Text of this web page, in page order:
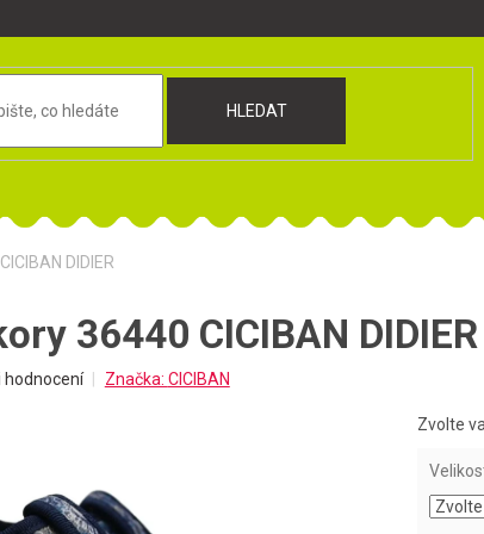
HLEDAT
DIDIER
36440 CICIBAN DIDIER
hodnocení Značka: CICIBAN
Zvolte